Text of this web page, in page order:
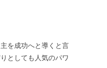
を成功へと導くと言
としても人気のパワ